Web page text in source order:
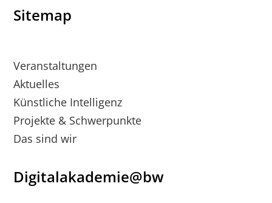
Sitemap
Veranstaltungen
Aktuelles
Künstliche Intelligenz
Projekte & Schwerpunkte
Das sind wir
Digitalakademie@bw